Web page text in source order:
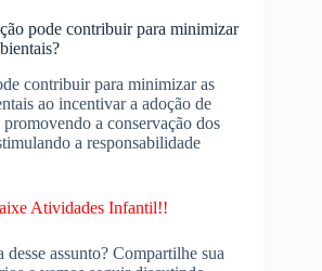
pode contribuir para minimizar
contribuir para minimizar as
ao incentivar a adoção de
promovendo a conservação dos
a responsabilidade
Atividades Infantil!!
assunto? Compartilhe sua